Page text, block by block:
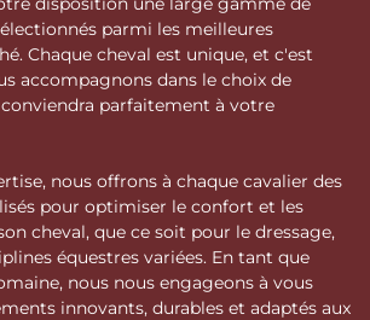
parmi les meilleures
Chaque cheval est unique, et c'est
accompagnons dans le choix de
parfaitement à votre
nous offrons à chaque cavalier des
pour optimiser le confort et les
cheval, que ce soit pour le dressage,
équestres variées. En tant que
nous nous engageons à vous
innovants, durables et adaptés aux